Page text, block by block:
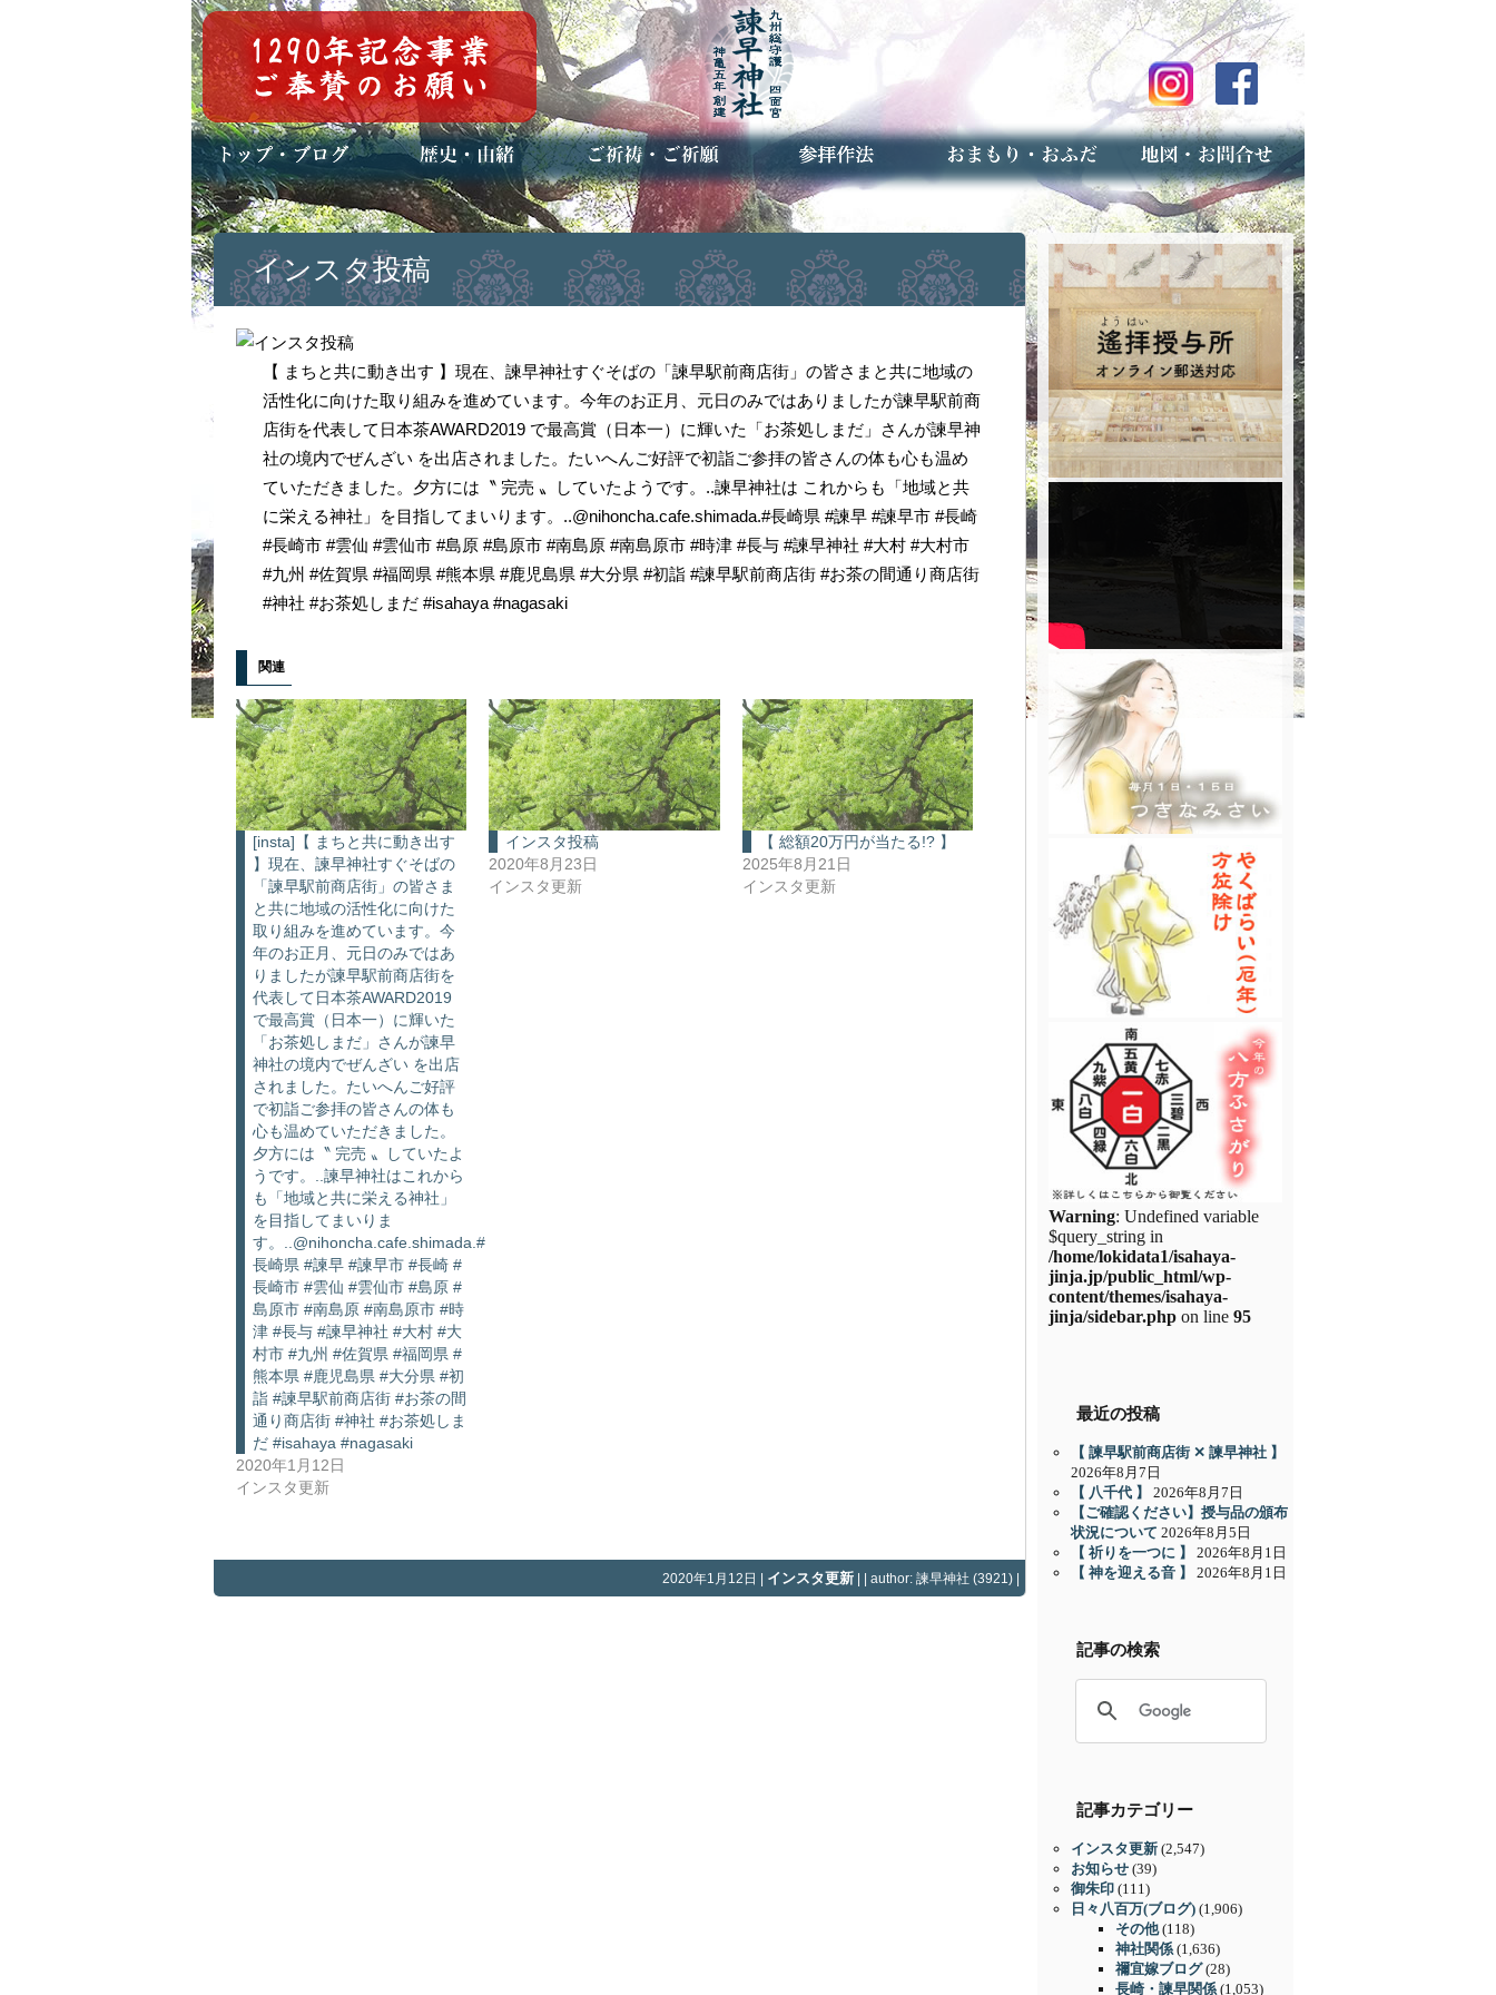
トップページ
ブログ(日々八百万)
お知らせ一覧 歴史・ご祭神
年中行事
メディア掲載 ご祈祷・ご祈願とは
安産祈願
初宮参り
七五三詣
長寿のお祝い
神前結婚式
厄祓い・方位除け
車のお祓い
地鎮祭
神葬祭（神式の葬儀） 神社とは
お参りの作法 授与品のご案内
お焚き上げ（古いお守りのお取り扱い）
アクセスマップ
予約者専用フォーム（事前受付）
インスタ投稿
【 まちと共に動き出す 】現在、諫早神社すぐそばの「諫早駅前商店街」の皆さまと共に地域の
活性化に向けた取り組みを進めています。今年のお正月、元日のみではありましたが諫早駅前商
店街を代表して日本茶AWARD2019 で最高賞（日本一）に輝いた「お茶処しまだ」さんが諫早神
社の境内でぜんざい を出店されました。たいへんご好評で初詣ご参拝の皆さんの体も心も温め
ていただきました。夕方には〝 完売 〟していたようです。..諫早神社は これからも「地域と共
に栄える神社」を目指してまいります。..@nihoncha.cafe.shimada.#長崎県 #諫早 #諫早市 #長崎
#長崎市 #雲仙 #雲仙市 #島原 #島原市 #南島原 #南島原市 #時津 #長与 #諫早神社 #大村 #大村市
#九州 #佐賀県 #福岡県 #熊本県 #鹿児島県 #大分県 #初詣 #諫早駅前商店街 #お茶の間通り商店街
#神社 #お茶処しまだ #isahaya #nagasaki
関連
[insta]【 まちと共に動き出す
】現在、諫早神社すぐそばの
「諫早駅前商店街」の皆さま
と共に地域の活性化に向けた
取り組みを進めています。今
年のお正月、元日のみではあ
りましたが諫早駅前商店街を
代表して日本茶AWARD2019
で最高賞（日本一）に輝いた
「お茶処しまだ」さんが諫早
神社の境内でぜんざい を出店
されました。たいへんご好評
で初詣ご参拝の皆さんの体も
心も温めていただきました。
夕方には〝 完売 〟していたよ
うです。..諫早神社はこれから
も「地域と共に栄える神社」
を目指してまいりま
す。..@nihoncha.cafe.shimada.#
長崎県 #諫早 #諫早市 #長崎 #
長崎市 #雲仙 #雲仙市 #島原 #
島原市 #南島原 #南島原市 #時
津 #長与 #諫早神社 #大村 #大
村市 #九州 #佐賀県 #福岡県 #
熊本県 #鹿児島県 #大分県 #初
詣 #諫早駅前商店街 #お茶の間
通り商店街 #神社 #お茶処しま
だ #isahaya #nagasaki
2020年1月12日
インスタ更新
インスタ投稿
2020年8月23日
インスタ更新
【 総額20万円が当たる!? 】
2025年8月21日
インスタ更新
2020年1月12日 | インスタ更新 | | author: 諫早神社 (3921) |
Warning: Undefined variable
$query_string in
/home/lokidata1/isahaya-
jinja.jp/public_html/wp-
content/themes/isahaya-
jinja/sidebar.php on line 95
最近の投稿
【 諫早駅前商店街 ✕ 諫早神社 】
2026年8月7日
【 八千代 】
2026年8月7日
【ご確認ください】授与品の頒布
状況について 2026年8月5日
【 祈りを一つに 】
2026年8月1日
【 神を迎える音 】
2026年8月1日
記事の検索
記事カテゴリー
インスタ更新 (2,547)
お知らせ (39)
御朱印 (111)
日々八百万(ブログ) (1,906)
その他(118)
神社関係 (1,636)
禰宜嫁ブログ(28)
長崎・諫早関係 (1,053)